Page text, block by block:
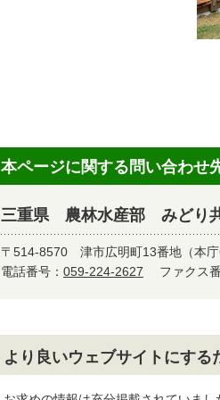
本ページに関する問い合わせ
三重県 農林水産部 みどり
〒514-8570 津市広明町13番地（本
電話番号： 059-224-2627 ファクス
より良いウェブサイトにす